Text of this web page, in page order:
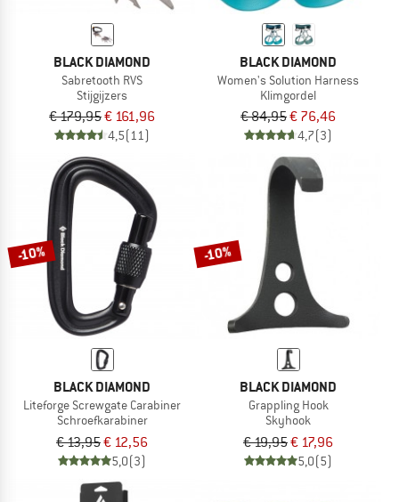
BLACK DIAMOND
Sabretooth RVS
Stijgijzers
€ 179,95€ 161,96
4,5(11)
BLACK DIAMOND
Women's Solution Harness
Klimgordel
€ 84,95€ 76,46
4,7(3)
-10%
BLACK DIAMOND
Liteforge Screwgate Carabiner
Schroefkarabiner
€ 13,95€ 12,56
5,0(3)
-10%
BLACK DIAMOND
Grappling Hook
Skyhook
€ 19,95€ 17,96
5,0(5)